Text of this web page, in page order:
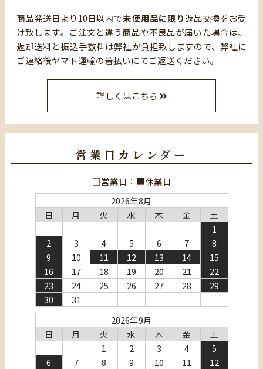
商品発送日より10日以内で未使用品に限り返品交換をお受
け致します。ご注文と違う商品や不良品が届いた場合は、
返却送料と振込手数料は弊社が負担致しますので、弊社に
ご連絡後ヤマト運輸の着払いにてご返送ください。
詳しくはこちら
営業日カレンダー
□営業日：■休業日
2026年8月
日
月 火 水 木 金
土
1
2
3 4 5 6 7
8
9
10 11 12 13 14
15
16
17 18 19 20 21
22
23
24 25 26 27 28
29
30
31
2026年9月
日
月 火 水 木 金
土
1
2 3 4
5
6
7 8 9 10 11
12